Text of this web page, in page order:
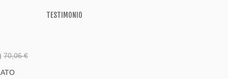
70,06 €
TESTIMONIO